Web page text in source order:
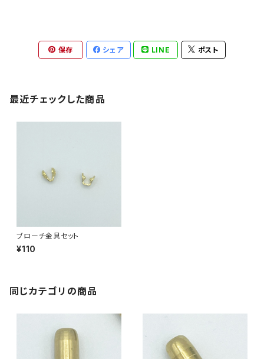
保存 シェア LINE ポスト
最近チェックした商品
ブローチ金具セット
¥110
同じカテゴリの商品